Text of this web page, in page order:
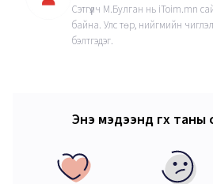
Сэтгүүлч М.Булган нь iToim.mn
байна. Улс төр, нийгмийн
бэлтгэдэг.
Энэ мэдээнд өгөх таны